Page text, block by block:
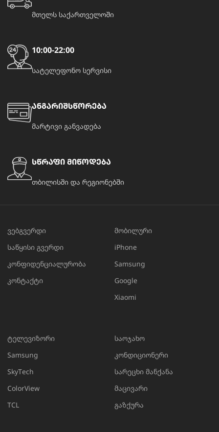
მთელს საქართველოში
10:00-22:00
სატელეფონო სერვისი
ანგარიშსწორება
მარტივი განვადება
სწრაფი მიწოდება
თბილისში და რეგიონებში
ვებგვერდი
საწყისი გვერდი
კონფიდენციალურობა
კონტაქტი
მობილური
iPhone
Samsung
Google
Xiaomi
ტელევიზორი
Samsung
SkyTech
ColorView
TCL
საოჯახო
კონდიციონერი
სარეცხი მანქანა
მაცივარი
გაზქურა